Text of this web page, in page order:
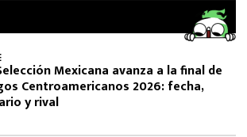
Mexicana avanza a la final de
Centroamericanos 2026: fecha,
y rival